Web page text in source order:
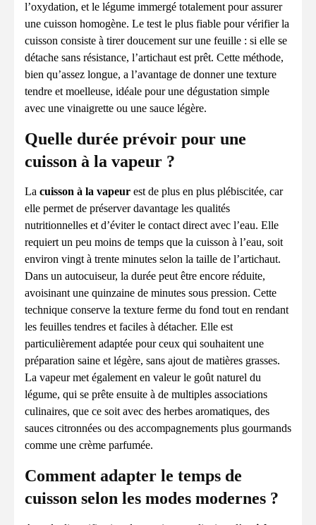
l’oxydation, et le légume immergé totalement pour assurer
une cuisson homogène. Le test le plus fiable pour vérifier la
cuisson consiste à tirer doucement sur une feuille : si elle se
détache sans résistance, l’artichaut est prêt. Cette méthode,
bien qu’assez longue, a l’avantage de donner une texture
tendre et moelleuse, idéale pour une dégustation simple
avec une vinaigrette ou une sauce légère.
Quelle durée prévoir pour une
cuisson à la vapeur ?
La cuisson à la vapeur est de plus en plus plébiscitée, car
elle permet de préserver davantage les qualités
nutritionnelles et d’éviter le contact direct avec l’eau. Elle
requiert un peu moins de temps que la cuisson à l’eau, soit
environ vingt à trente minutes selon la taille de l’artichaut.
Dans un autocuiseur, la durée peut être encore réduite,
avoisinant une quinzaine de minutes sous pression. Cette
technique conserve la texture ferme du fond tout en rendant
les feuilles tendres et faciles à détacher. Elle est
particulièrement adaptée pour ceux qui souhaitent une
préparation saine et légère, sans ajout de matières grasses.
La vapeur met également en valeur le goût naturel du
légume, qui se prête ensuite à de multiples associations
culinaires, que ce soit avec des herbes aromatiques, des
sauces citronnées ou des accompagnements plus gourmands
comme une crème parfumée.
Comment adapter le temps de
cuisson selon les modes modernes ?